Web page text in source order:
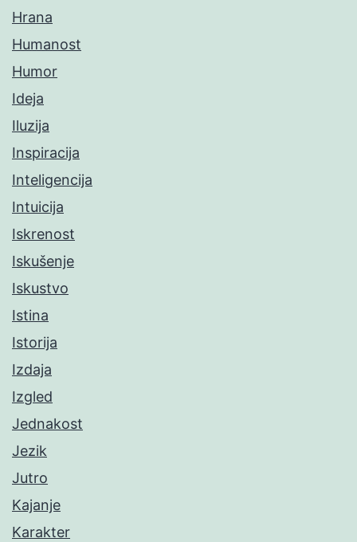
Hrana
Humanost
Humor
Ideja
Iluzija
Inspiracija
Inteligencija
Intuicija
Iskrenost
Iskušenje
Iskustvo
Istina
Istorija
Izdaja
Izgled
Jednakost
Jezik
Jutro
Kajanje
Karakter